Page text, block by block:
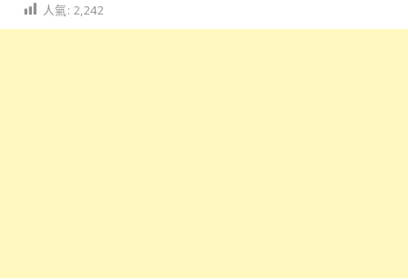
人氣: 2,242